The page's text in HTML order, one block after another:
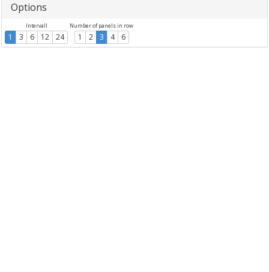
Options
Intervall
1 3 6 12 24
Number of panels in row
1 2 3 4 6